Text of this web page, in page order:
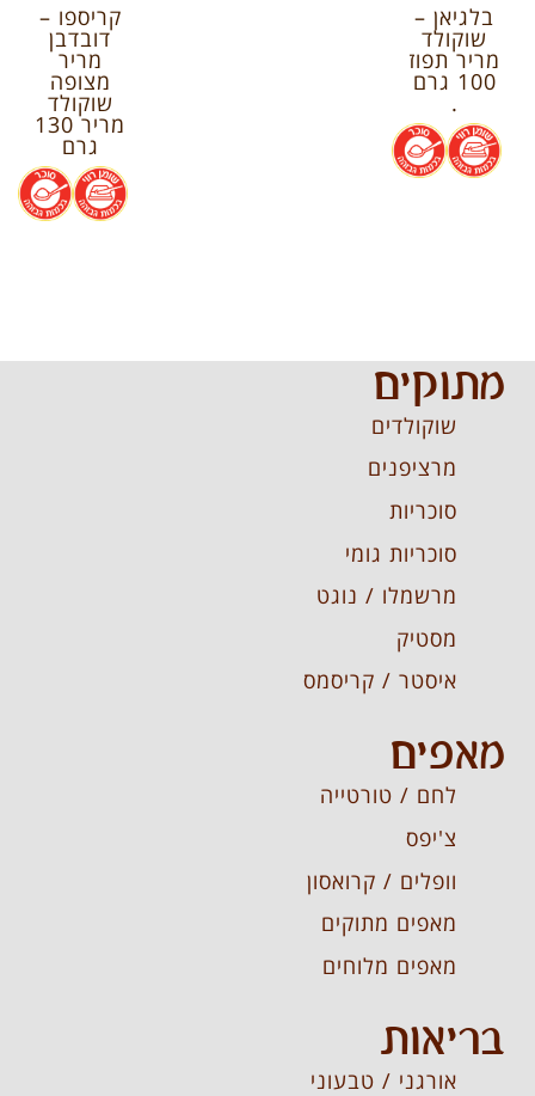
בלגיאן –
שוקולד
מריר תפוז
100 גרם
.
.
.
קריספו –
דובדבן
מריר
מצופה
שוקולד
מריר 130
גרם
.
.
מתוקים
שוקולדים
מרציפנים
סוכריות
סוכריות גומי
מרשמלו / נוגט
מסטיק
איסטר / קריסמס
מאפים
לחם / טורטייה
צ'יפס
וופלים / קרואסון
מאפים מתוקים
מאפים מלוחים
בריאות
אורגני / טבעוני